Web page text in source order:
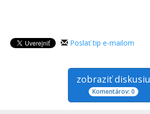
Poslať tip e-mailom
zobraziť diskusiu
Komentárov: 0